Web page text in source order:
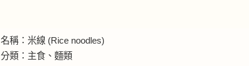
名稱：米線 (Rice noodles)
分類：主食、麵類